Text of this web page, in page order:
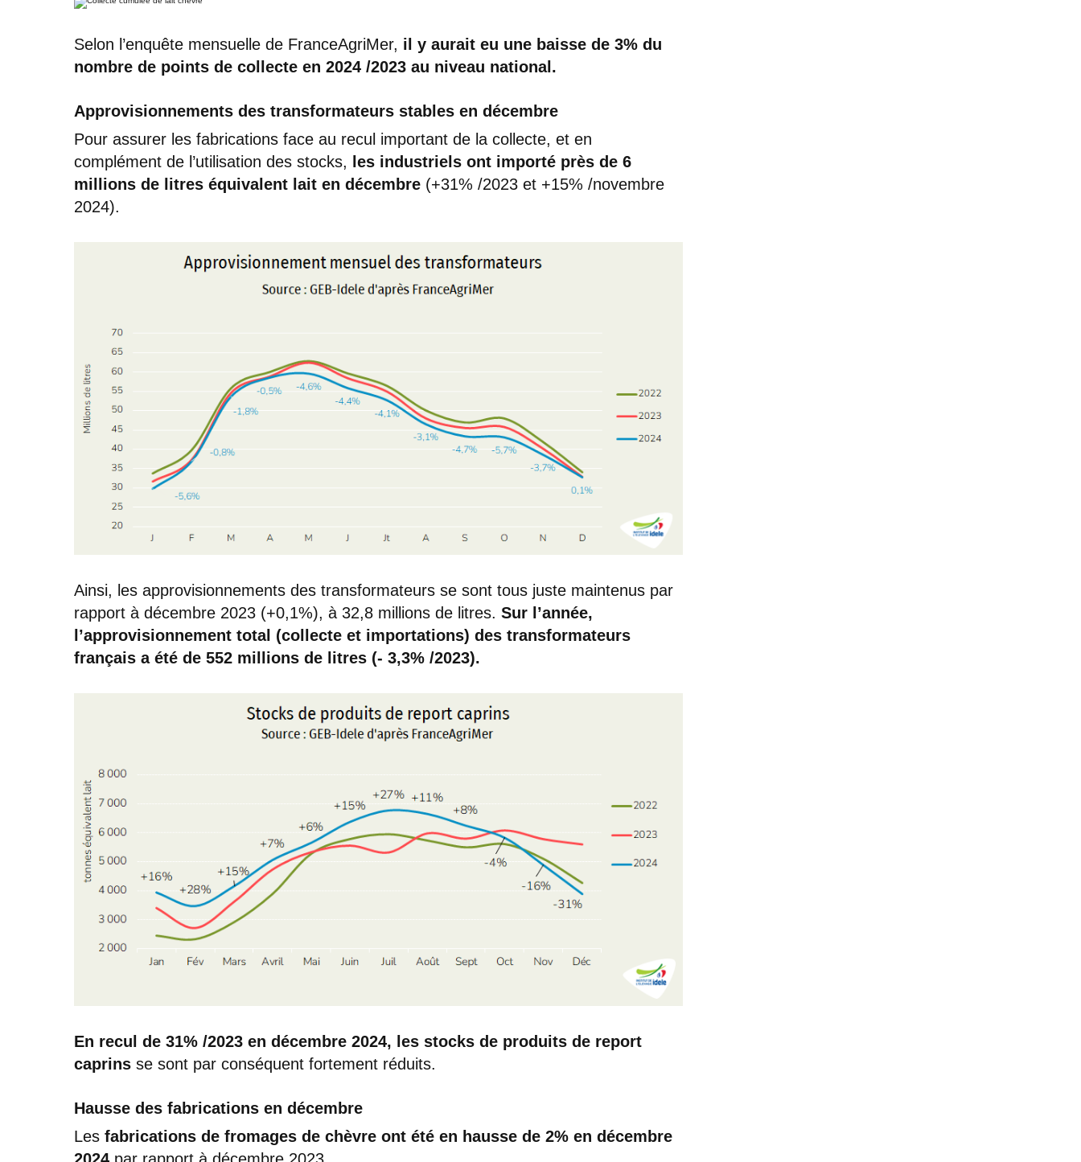
Selon l’enquête mensuelle de FranceAgriMer, il y aurait eu une baisse de 3% du
nombre de points de collecte en 2024 /2023 au niveau national.
Approvisionnements des transformateurs stables en décembre
Pour assurer les fabrications face au recul important de la collecte, et en
complément de l’utilisation des stocks, les industriels ont importé près de 6
millions de litres équivalent lait en décembre (+31% /2023 et +15% /novembre
2024).
Ainsi, les approvisionnements des transformateurs se sont tous juste maintenus par
rapport à décembre 2023 (+0,1%), à 32,8 millions de litres. Sur l’année,
l’approvisionnement total (collecte et importations) des transformateurs
français a été de 552 millions de litres (- 3,3% /2023).
En recul de 31% /2023 en décembre 2024, les stocks de produits de report
caprins se sont par conséquent fortement réduits.
Hausse des fabrications en décembre
Les fabrications de fromages de chèvre ont été en hausse de 2% en décembre